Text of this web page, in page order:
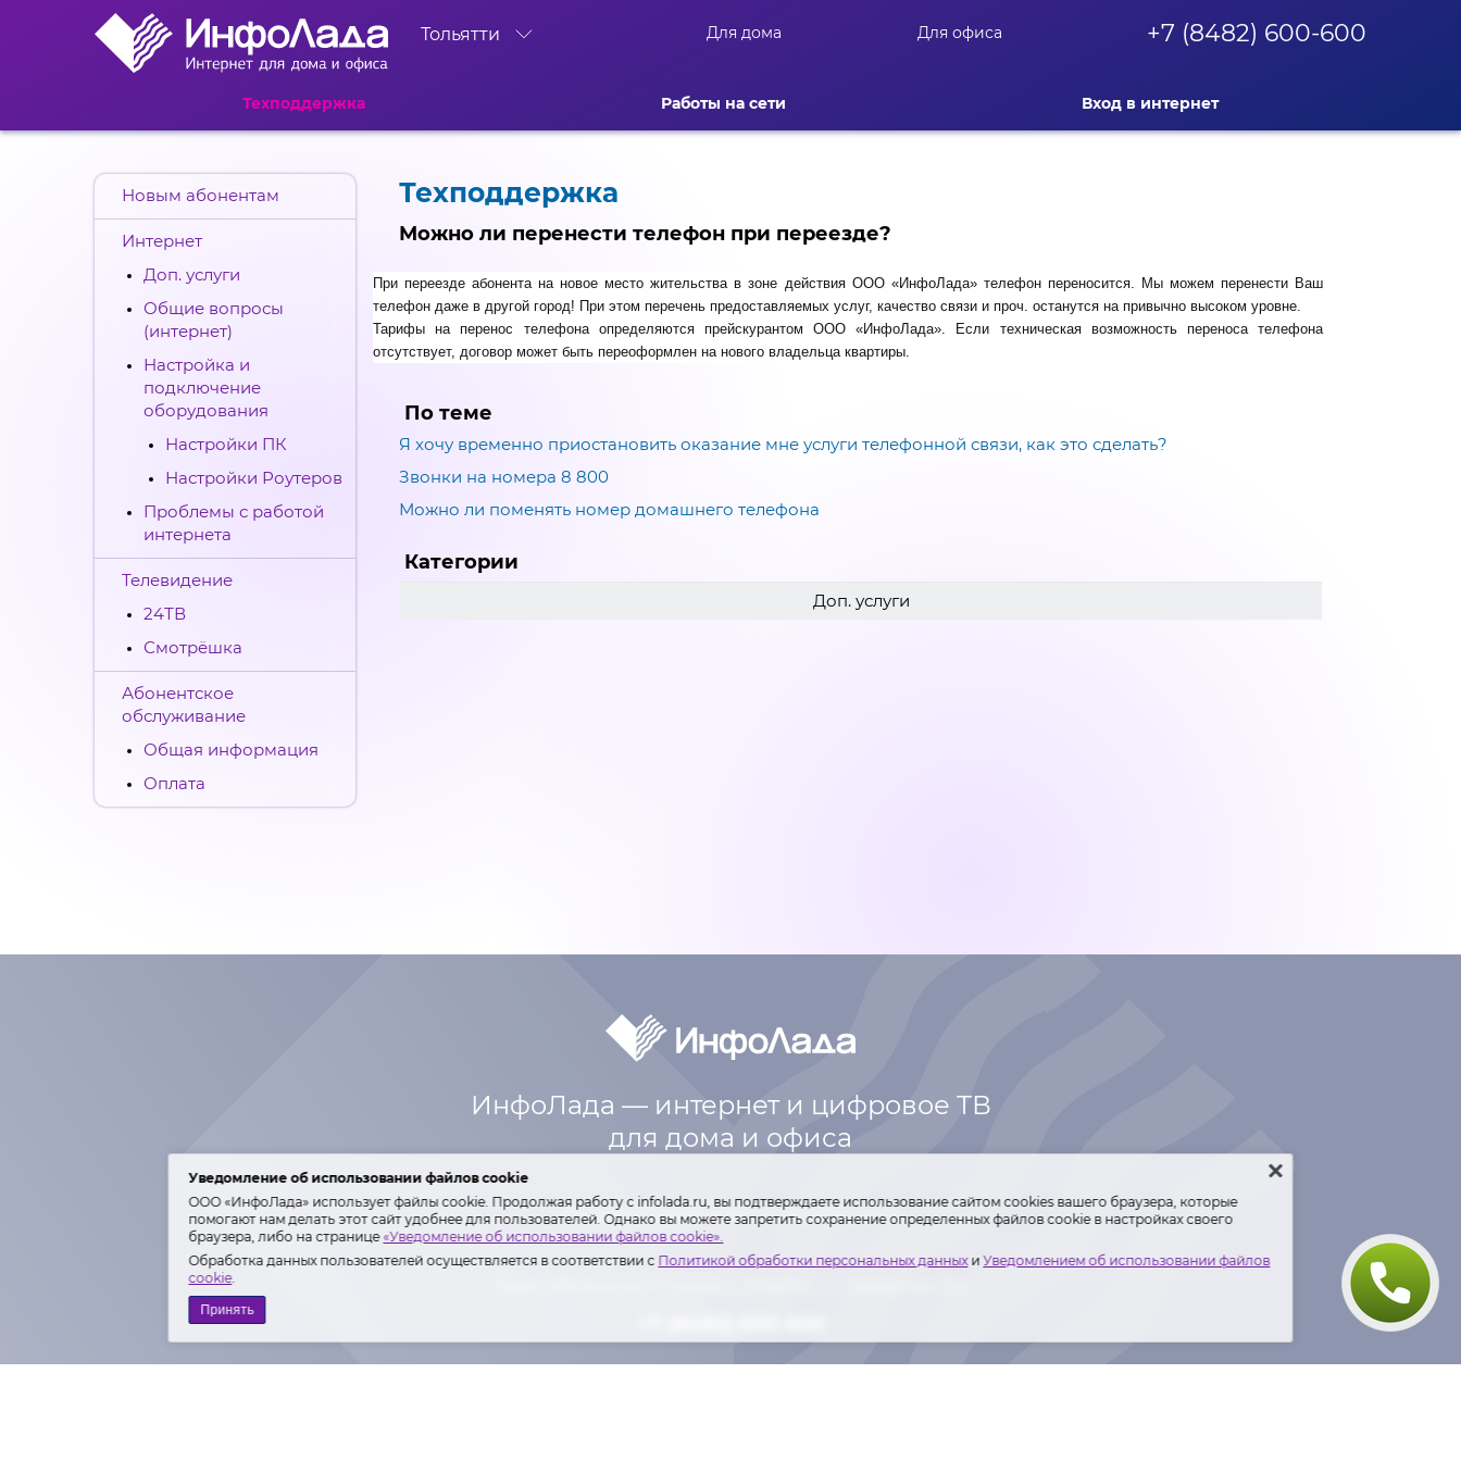
Тольятти Для дома Для офиса +7 (8482) 600-600
Техподдержка Работы на сети Вход в интернет
Новым абонентам
Интернет
Доп. услуги
Общие вопросы
(интернет)
Настройка и
подключение
оборудования
Настройки ПК
Настройки Роутеров
Проблемы с работой
интернета
Телевидение
24ТВ
Смотрёшка
Абонентское
обслуживание
Общая информация
Оплата
Техподдержка
Можно ли перенести телефон при переезде?
При переезде абонента на новое место жительства в зоне действия ООО «ИнфоЛада» телефон переносится. Мы можем перенести Ваш
телефон даже в другой город! При этом перечень предоставляемых услуг, качество связи и проч. останутся на привычно высоком уровне.
Тарифы на перенос телефона определяются прейскурантом ООО «ИнфоЛада». Если техническая возможность переноса телефона
отсутствует, договор может быть переоформлен на нового владельца квартиры.
По теме
Я хочу временно приостановить оказание мне услуги телефонной связи, как это сделать?
Звонки на номера 8 800
Можно ли поменять номер домашнего телефона
Категории
Доп. услуги
ИнфоЛада — интернет и цифровое ТВ
для дома и офиса
ИнтернетТелефонияОплатаКонтакты
Уведомление об использовании файлов cookie
ООО «ИнфоЛада» использует файлы cookie. Продолжая работу с infolada.ru, вы подтверждаете использование сайтом сооkiеѕ вашего браузера, которые
помогают нам делать этот сайт удобнее для пользователей. Однако вы можете запретить сохранение определенных файлов cookie в настройках своего
браузера, либо на странице«Уведомление об использовании файлов cookie».
Обработка данных пользователей осуществляется в соответствии с Политикой обработки персональных данныхиУведомлением об использовании файлов
cookie.
Принять